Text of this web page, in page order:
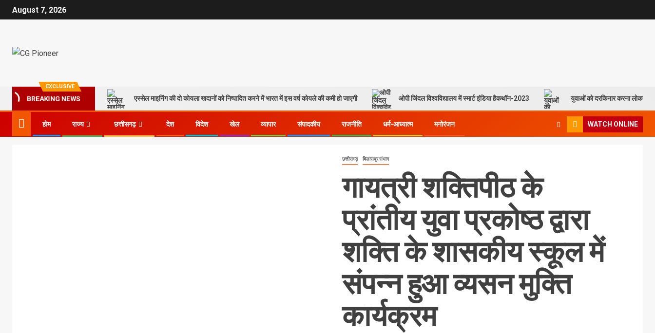
August 7, 2026
EXCLUSIVE
BREAKING NEWS एस्सेल माइनिंग की दो कोयला खदानों को निष्पादित करने में भारत में इस वर्ष कोयले की कमी हो जाएगी ओपी जिंदल विश्वविद्यालय में स्मार्ट इंडिया हैकथॉन-2023 युवाओं को दरकिनार करना लोकसभा
होम राज्य छत्तीसगढ़ देश विदेश खेल व्यापार संपादकीय राजनीति धर्म-आध्यात्म मनोरंजन WATCH ONLINE
छत्तीसगढ़ बिलासपुर संभाग
गायत्री शक्तिपीठ के
प्रांतीय युवा प्रकोष्ठ द्वारा
शक्ति के शासकीय स्कूल में
संपन्न हुआ व्यसन मुक्ति
कार्यक्रम